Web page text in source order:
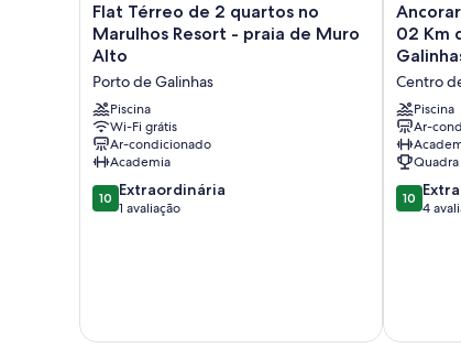
Flat
Térreo
de
quartos
no
Marulhos
Resort
-
praia
de
Flat Térreo de 2 quartos no
Marulhos Resort - praia de Muro
Alto
Porto de Galinhas
Piscina
Wi-Fi grátis
Ar-condicionado
Academia
10.0
de
10 Extraordinária
1 avaliação
Ancorar
Flat
Resort,
Mar,
02
Km
da
vila
de
Porto
Ipojuca
02 Km
Centro
Piscina
Ar-
10.0
de
10
4